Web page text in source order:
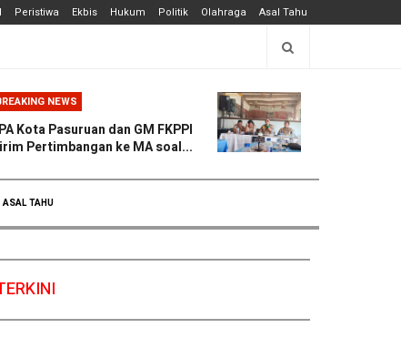
Peristiwa Ekbis Hukum Politik Olahraga Asal Tahu
NEWS
Kota Pasuruan dan GM FKPPI
Pertimbangan ke MA soal...
ASAL TAHU